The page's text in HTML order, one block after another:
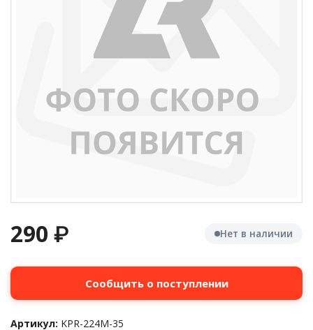
290 ₽ Нет в наличии
Сообщить о поступлении
Артикул: KPR-224M-35